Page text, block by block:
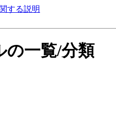
する説明
の一覧/分類